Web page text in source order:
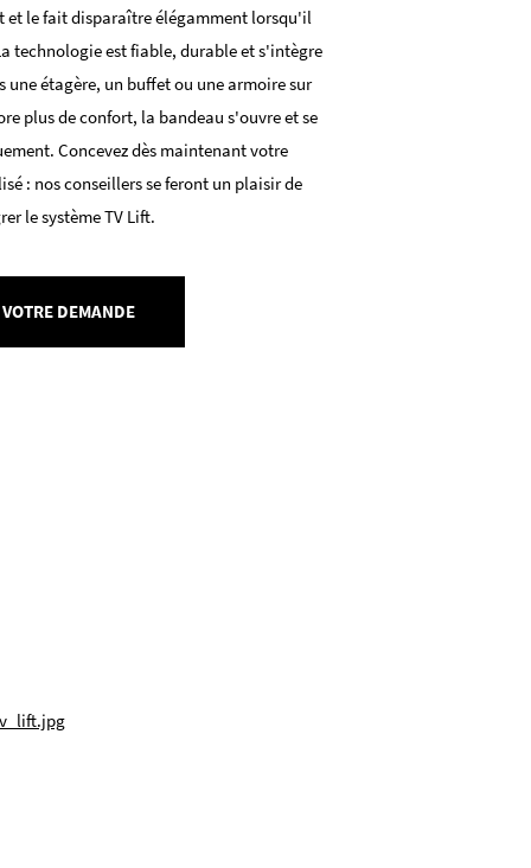
et le fait disparaître élégamment lorsqu'il
technologie est fiable, durable et s'intègre
une étagère, un buffet ou une armoire sur
plus de confort, la bandeau s'ouvre et se
Concevez dès maintenant votre
: nos conseillers se feront un plaisir de
le système TV Lift.
DEMANDE